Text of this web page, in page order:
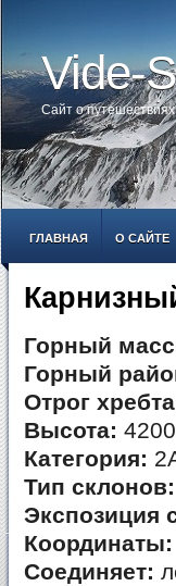
Vide-
Сайт о
ГЛАВНАЯ О САЙТЕ
Горный
Горный
Отрог
Высота: 4200
Категория:
Тип склонов:
Экспозиция
Координаты:
Соединяет: